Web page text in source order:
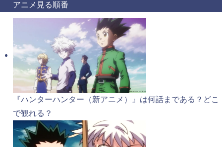
アニメ見る順番
『ハンターハンター（新アニメ）』は何話まである？どこ
で観れる？